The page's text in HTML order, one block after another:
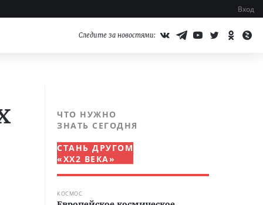
Вход
Следите за новостями:
ЧТО НУЖНО
ЗНАТЬ СЕГОДНЯ
СТАНЬ ДРУГОМ
«XX2 ВЕКА»
КОСМОС